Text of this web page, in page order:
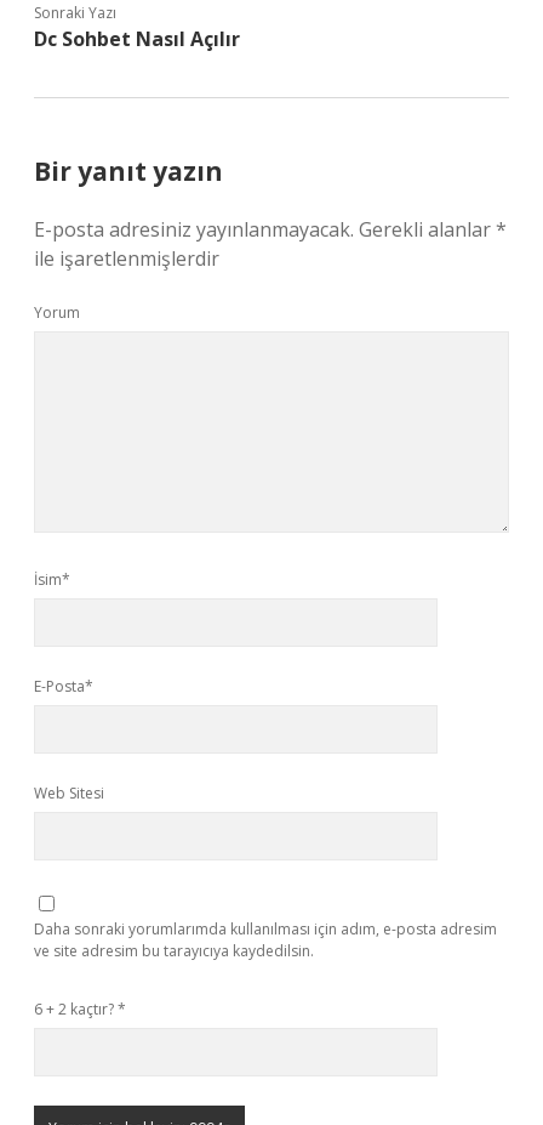
Sonraki Yazı
Dc Sohbet Nasıl Açılır
Bir yanıt yazın
E-posta adresiniz yayınlanmayacak. Gerekli alanlar*
ile işaretlenmişlerdir
Yorum
İsim*
E-Posta*
Web Sitesi
Daha sonraki yorumlarımda kullanılması için adım, e-posta adresim
ve site adresim bu tarayıcıya kaydedilsin.
6 + 2 kaçtır?*